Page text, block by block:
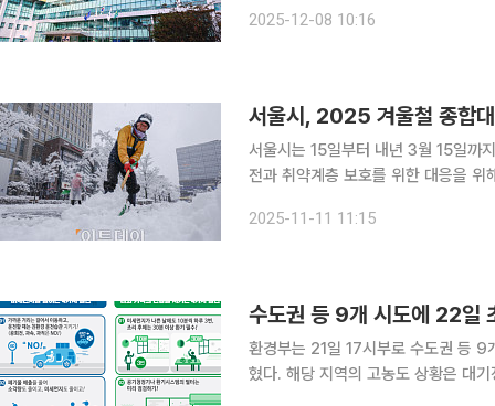
2025-12-08 10:16
서울시는 15일부터 내년 3월 15일까
전과 취약계층 보호를 위한 대응을
특히 노숙인·쪽방주민·저소득 어르신
2025-11-11 11:15
수도권 등 9개 시도에 22일
환경부는 21일 17시부로 수도권 등 9
혔다. 해당 지역의 고농도 상황은 대